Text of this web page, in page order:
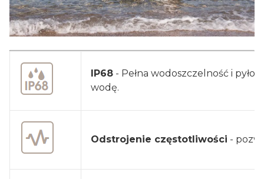
IP68 - Pełna wodoszczelność i
wodę.
Odstrojenie częstotliwości -